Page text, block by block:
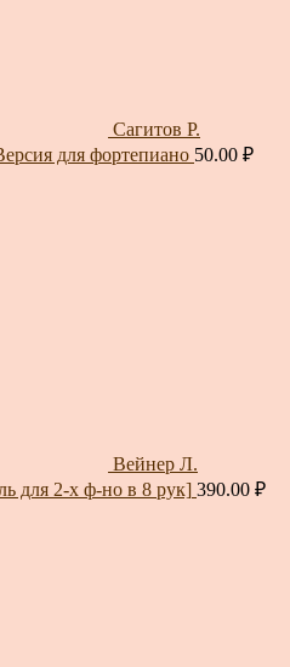
Сагитов Р.
для фортепиано 50.00 ₽
Вейнер Л.
для 2-х ф-но в 8 рук] 390.00 ₽